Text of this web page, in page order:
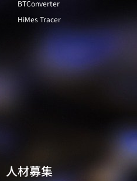
BTConverter
HiMes Tracer
人材募集